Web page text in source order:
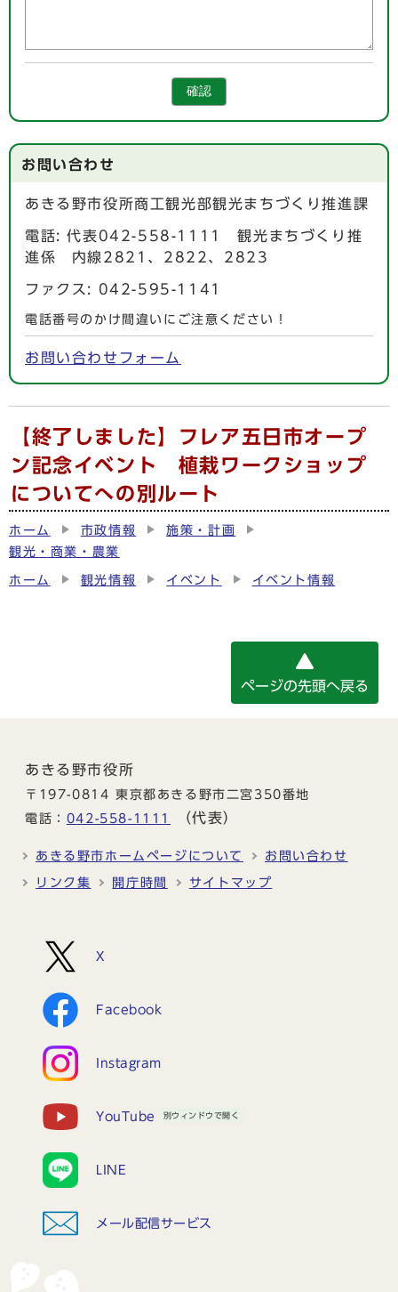
確認
お問い合わせ
あきる野市役所商工観光部観光まちづくり推進課
電話: 代表042-558-1111 観光まちづくり推
進係 内線2821、2822、2823
ファクス: 042-595-1141
電話番号のかけ間違いにご注意ください！
お問い合わせフォーム
【終了しました】フレア五日市オープ
ン記念イベント 植栽ワークショップ
についてへの別ルート
ホーム 市政情報
施策・計画
観光・商業・農業
ホーム 観光情報 イベント イベント情報
ページの先頭へ戻る
あきる野市役所
〒197-0814 東京都あきる野市二宮350番地
電話： 042-558-1111 （代表）
あきる野市ホームページについて お問い合わせ
リンク集 開庁時間 サイトマップ
X
Facebook
Instagram
YouTube 別ウィンドウで開く
LINE
メール配信サービス